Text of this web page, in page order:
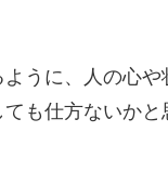
うに、人の心や
も仕方ないかと